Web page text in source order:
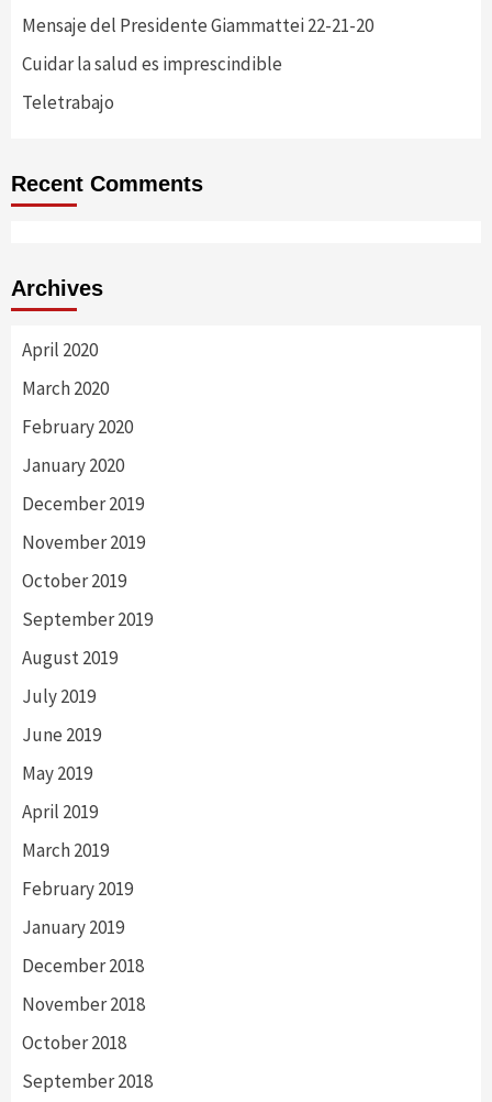
Mensaje del Presidente Giammattei 22-21-20
Cuidar la salud es imprescindible
Teletrabajo
Recent Comments
Archives
April 2020
March 2020
February 2020
January 2020
December 2019
November 2019
October 2019
September 2019
August 2019
July 2019
June 2019
May 2019
April 2019
March 2019
February 2019
January 2019
December 2018
November 2018
October 2018
September 2018